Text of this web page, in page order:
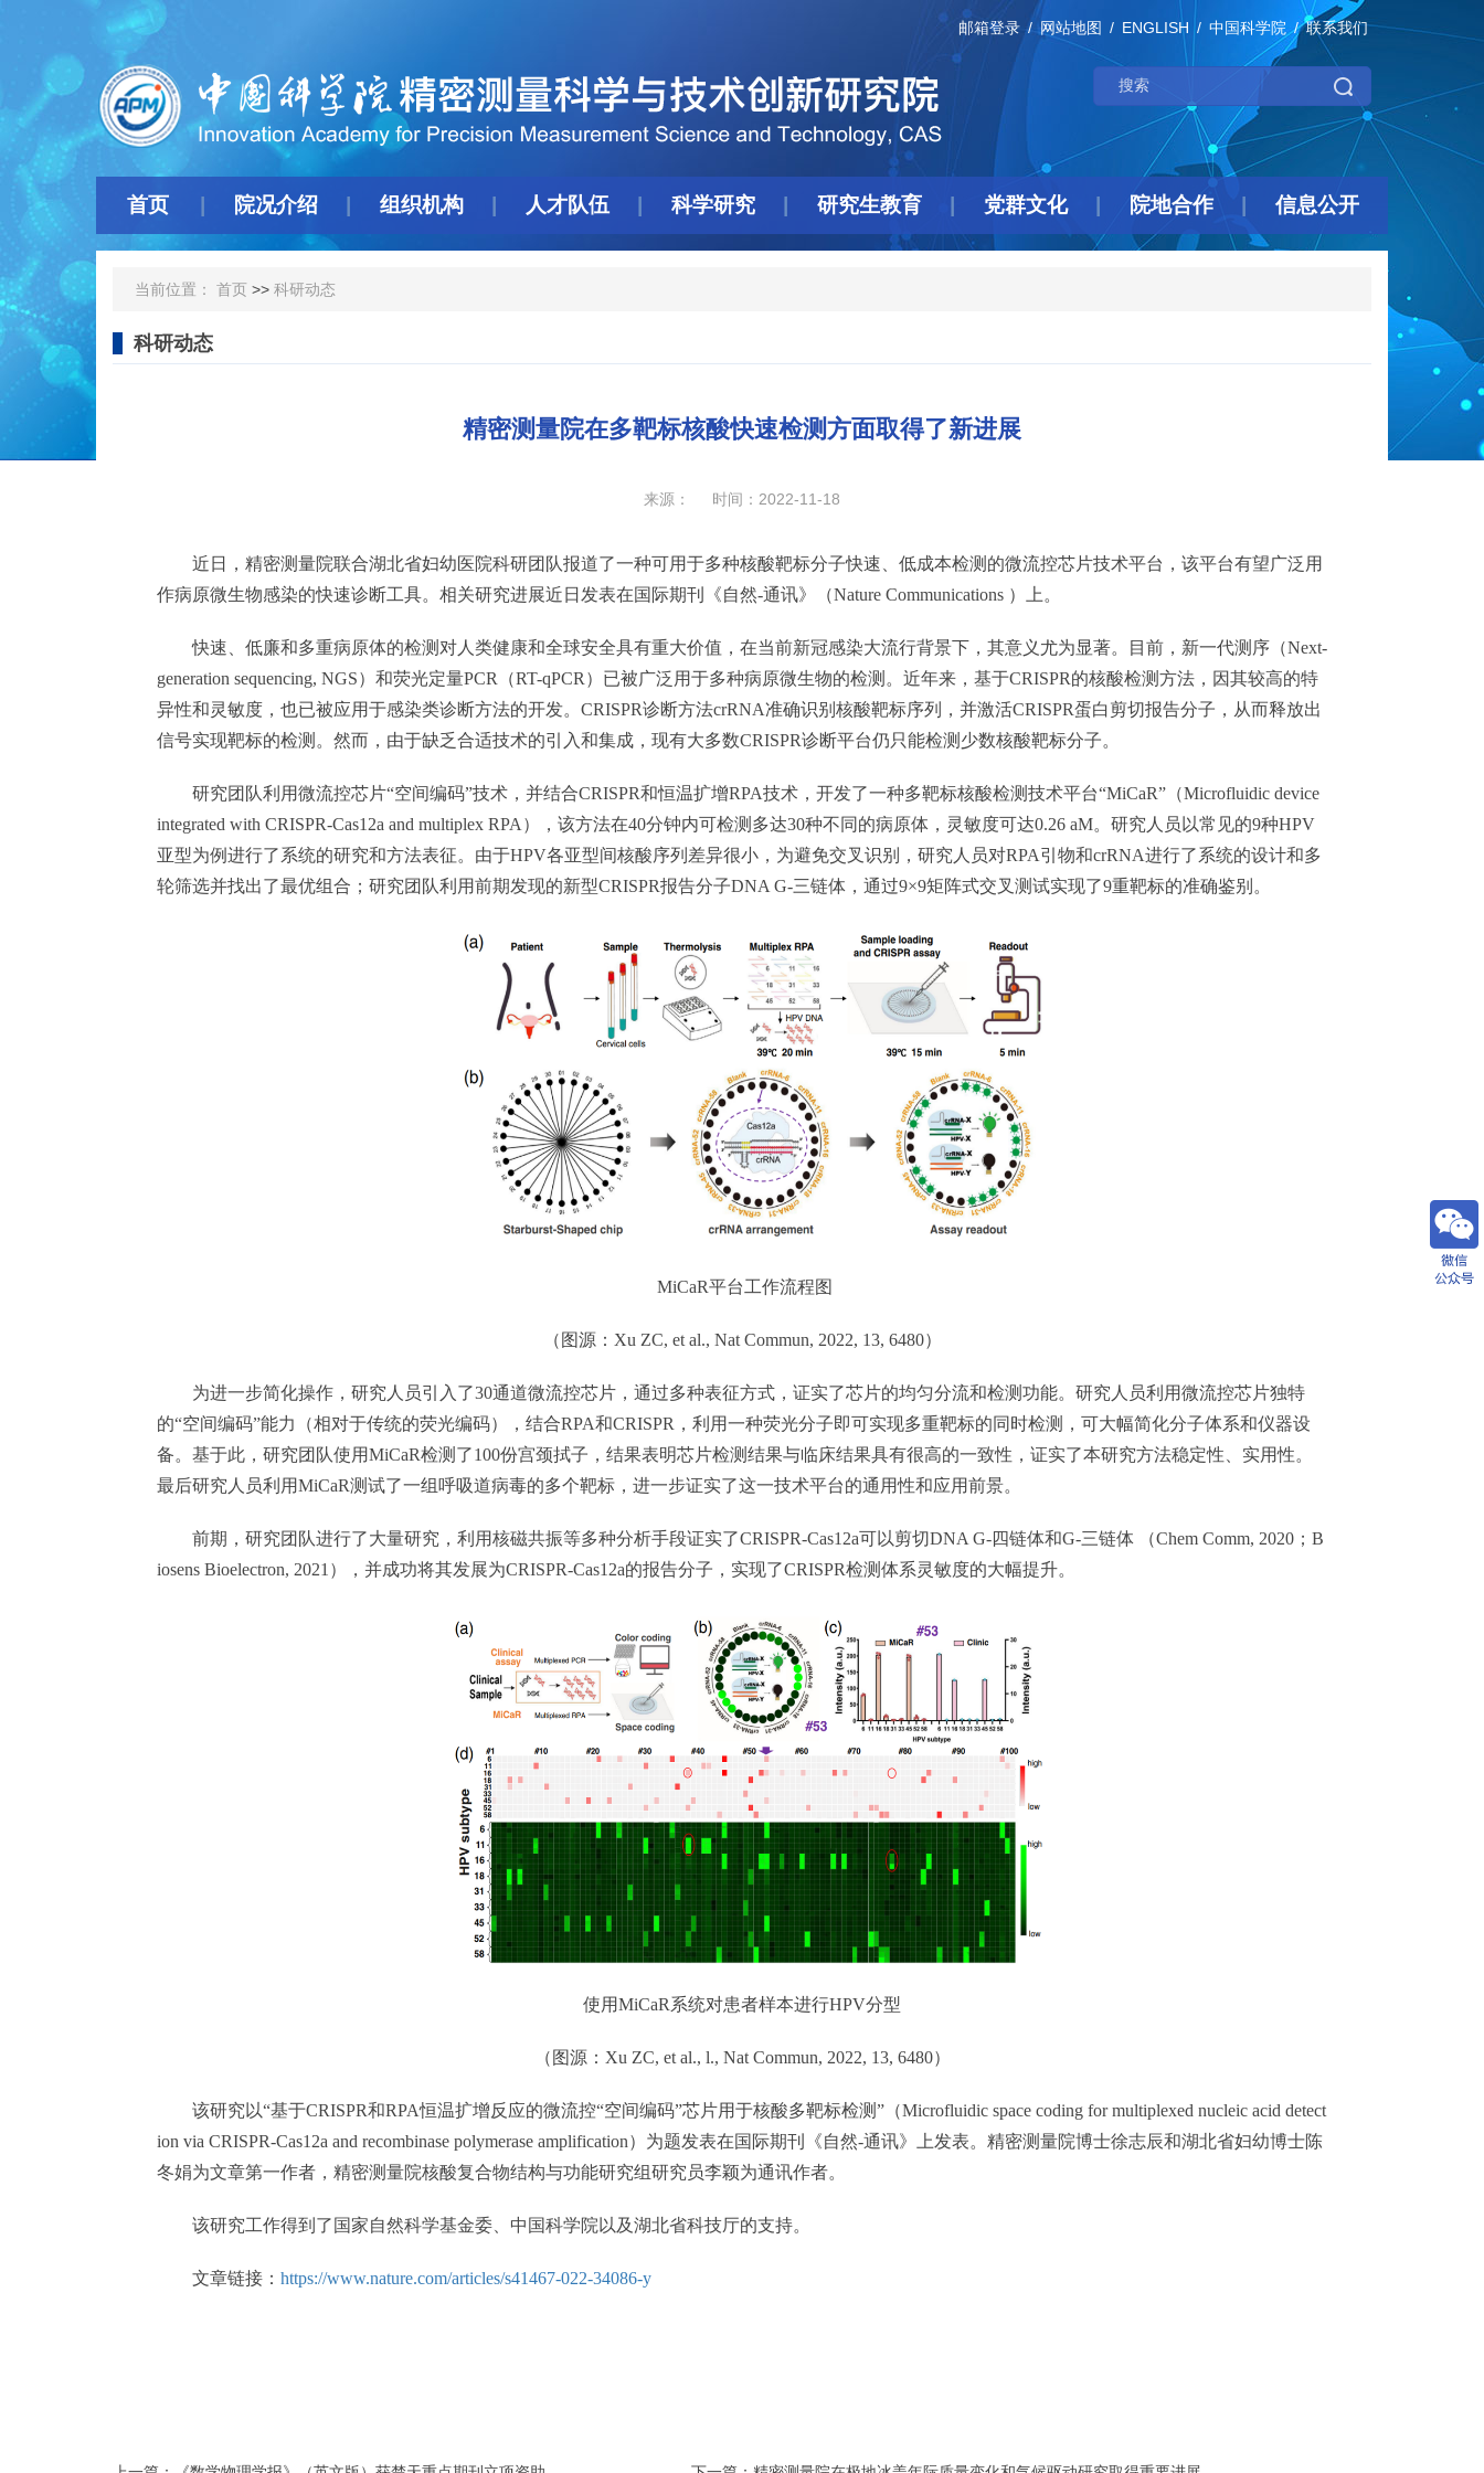
邮箱登录 网站地图 ENGLISH 中国科学院 联系我们
首页 院况介绍 组织机构 人才队伍 科学研究 研究生教育 党群文化 院地合作 信息公开
当前位置： 首页 >> 科研动态
科研动态
精密测量院在多靶标核酸快速检测方面取得了新进展
来源： 时间：2022-11-18
近日，精密测量院联合湖北省妇幼医院科研团队报道了一种可用于多种核酸靶标分子快速、低成本检测的微流控芯片技术平台，该平台有望广泛用
作病原微生物感染的快速诊断工具。相关研究进展近日发表在国际期刊《自然-通讯》（Nature Communications ）上。
快速、低廉和多重病原体的检测对人类健康和全球安全具有重大价值，在当前新冠感染大流行背景下，其意义尤为显著。目前，新一代测序（Next-
generation sequencing, NGS）和荧光定量PCR（RT-qPCR）已被广泛用于多种病原微生物的检测。近年来，基于CRISPR的核酸检测方法，因其较高的特
异性和灵敏度，也已被应用于感染类诊断方法的开发。CRISPR诊断方法crRNA准确识别核酸靶标序列，并激活CRISPR蛋白剪切报告分子，从而释放出
信号实现靶标的检测。然而，由于缺乏合适技术的引入和集成，现有大多数CRISPR诊断平台仍只能检测少数核酸靶标分子。
研究团队利用微流控芯片“空间编码”技术，并结合CRISPR和恒温扩增RPA技术，开发了一种多靶标核酸检测技术平台“MiCaR”（Microfluidic device
integrated with CRISPR-Cas12a and multiplex RPA），该方法在40分钟内可检测多达30种不同的病原体，灵敏度可达0.26 aM。研究人员以常见的9种HPV
亚型为例进行了系统的研究和方法表征。由于HPV各亚型间核酸序列差异很小，为避免交叉识别，研究人员对RPA引物和crRNA进行了系统的设计和多
轮筛选并找出了最优组合；研究团队利用前期发现的新型CRISPR报告分子DNA G-三链体，通过9×9矩阵式交叉测试实现了9重靶标的准确鉴别。
MiCaR平台工作流程图
（图源：Xu ZC, et al., Nat Commun, 2022, 13, 6480）
为进一步简化操作，研究人员引入了30通道微流控芯片，通过多种表征方式，证实了芯片的均匀分流和检测功能。研究人员利用微流控芯片独特
的“空间编码”能力（相对于传统的荧光编码），结合RPA和CRISPR，利用一种荧光分子即可实现多重靶标的同时检测，可大幅简化分子体系和仪器设
备。基于此，研究团队使用MiCaR检测了100份宫颈拭子，结果表明芯片检测结果与临床结果具有很高的一致性，证实了本研究方法稳定性、实用性。
最后研究人员利用MiCaR测试了一组呼吸道病毒的多个靶标，进一步证实了这一技术平台的通用性和应用前景。
前期，研究团队进行了大量研究，利用核磁共振等多种分析手段证实了CRISPR-Cas12a可以剪切DNA G-四链体和G-三链体 （Chem Comm, 2020；B
iosens Bioelectron, 2021），并成功将其发展为CRISPR-Cas12a的报告分子，实现了CRISPR检测体系灵敏度的大幅提升。
使用MiCaR系统对患者样本进行HPV分型
（图源：Xu ZC, et al., l., Nat Commun, 2022, 13, 6480）
该研究以“基于CRISPR和RPA恒温扩增反应的微流控“空间编码”芯片用于核酸多靶标检测”（Microfluidic space coding for multiplexed nucleic acid detect
ion via CRISPR-Cas12a and recombinase polymerase amplification）为题发表在国际期刊《自然-通讯》上发表。精密测量院博士徐志辰和湖北省妇幼博士陈
冬娟为文章第一作者，精密测量院核酸复合物结构与功能研究组研究员李颖为通讯作者。
该研究工作得到了国家自然科学基金委、中国科学院以及湖北省科技厅的支持。
文章链接： https://www.nature.com/articles/s41467-022-34086-y